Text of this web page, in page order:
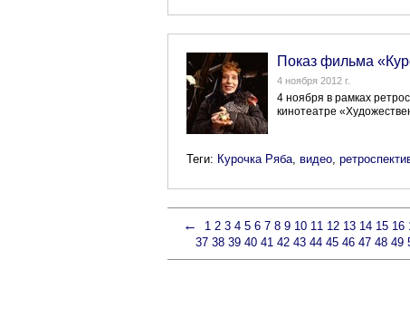
Показ фильма
4 ноября 2012 г.
4 ноября в рамках
кинотеатре
Теги: Курочка Ряба, видео,
← 1 2 3 4 5 6 7 8 9 10 11 12 13 14 15 16
37 38 39 40 41 42 43 44 45 46 47 48 49